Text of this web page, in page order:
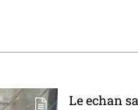
Le echan